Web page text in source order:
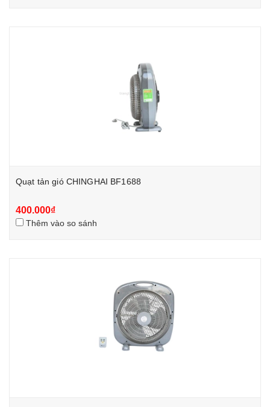
Quạt tản gió CHINGHAI BF1688
400.000₫
Thêm vào so sánh